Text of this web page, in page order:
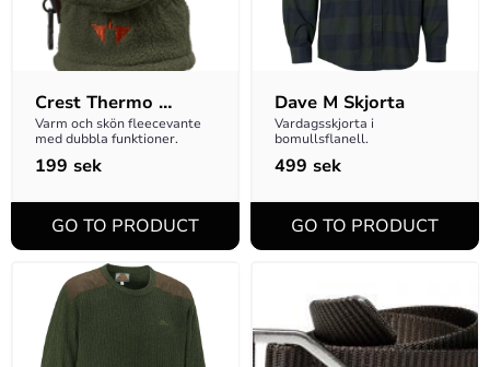
Crest Thermo
Gloves Black XL
Varm och skön fleecevante
med dubbla funktioner.
199 sek
Dave M Skjorta
Vardagsskjorta i
bomullsflanell.
499 sek